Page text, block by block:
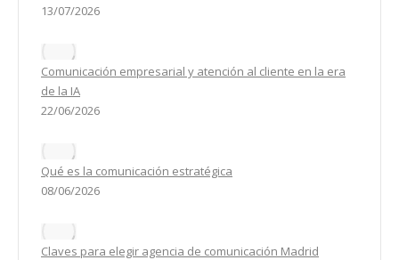
13/07/2026
Comunicación empresarial y atención al cliente en la era
de la IA
22/06/2026
Qué es la comunicación estratégica
08/06/2026
Claves para elegir agencia de comunicación Madrid